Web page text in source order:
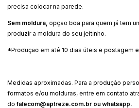
precisa colocar na parede.
Sem moldura, opção boa para quem já tem
produzir a moldura do seu jeitinho.
*Produção em até 10 dias úteis e postagem
Medidas aproximadas. Para a produção
formatos e/ou molduras, entre em contato
dofalecom@aptreze.com.br ou whatsapp.